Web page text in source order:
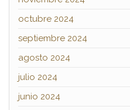
octubre 2024
septiembre 2024
agosto 2024
julio 2024
junio 2024